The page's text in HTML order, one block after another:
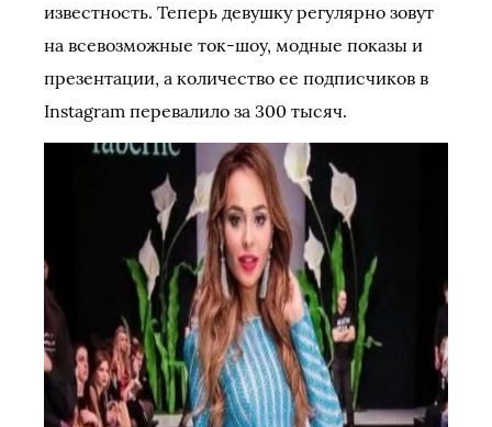
известность. Теперь девушку регулярно зовут
на всевозможные ток-шоу, модные показы и
презентации, а количество ее подписчиков в
Instagram перевалило за 300 тысяч.